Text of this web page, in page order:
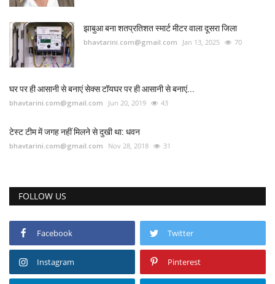
झाबुआ बना शतप्रतिशत स्मार्ट मीटर वाला दूसरा जिला
bhavtarini.com@gmail.com Jan 13, 2025 70
घर पर ही आसानी से बनाएं सेक्स टॉयघर पर ही आसानी से बनाएं...
bhavtarini.com@gmail.com Jun 20, 2019 43
टेस्ट टीम में जगह नहीं मिलने से दुखी था: धवन
bhavtarini.com@gmail.com Nov 28, 2018 31
FOLLOW US
Facebook Twitter
Instagram Pinterest